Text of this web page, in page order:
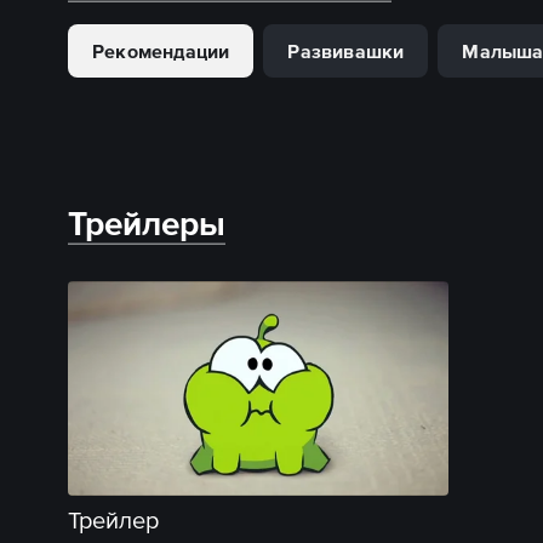
Рекомендации Развивашки
Трейлеры
Трейлер